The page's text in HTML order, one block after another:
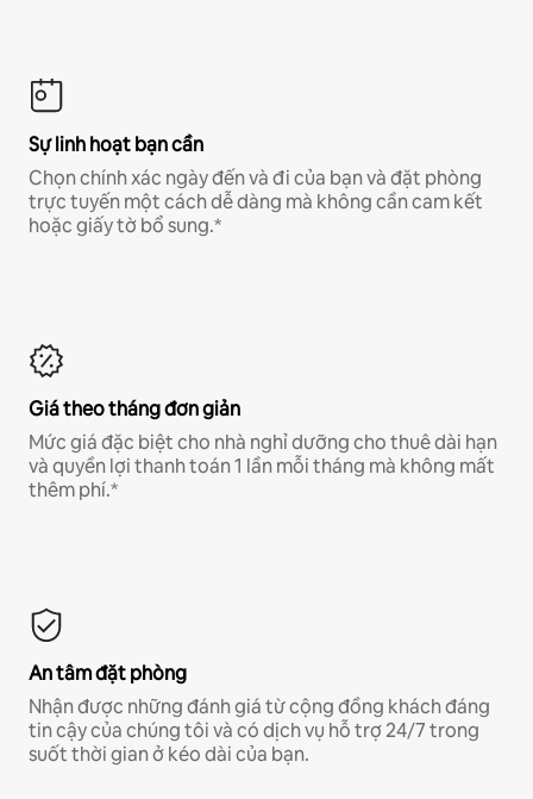
Sự linh hoạt bạn cần
Chọn chính xác ngày đến và đi của bạn và đặt phòng
trực tuyến một cách dễ dàng mà không cần cam kết
hoặc giấy tờ bổ sung.*
Giá theo tháng đơn giản
Mức giá đặc biệt cho nhà nghỉ dưỡng cho thuê dài hạn
và quyền lợi thanh toán 1 lần mỗi tháng mà không mất
thêm phí.*
An tâm đặt phòng
Nhận được những đánh giá từ cộng đồng khách đáng
tin cậy của chúng tôi và có dịch vụ hỗ trợ 24/7 trong
suốt thời gian ở kéo dài của bạn.